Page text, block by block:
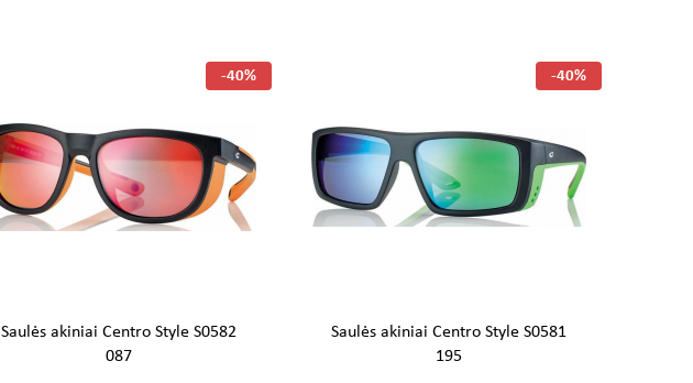
-40%
Saulės akiniai Centro Style S0582
087
-40%
Saulės akiniai Centro Style S0581
195